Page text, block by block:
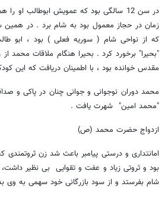
در سن 12 سالگی بود که عمویش ابوطالب او
زمان در حجاز معمول بود به شام برد . در
که از نواحی شام ( سوریه فعلی ) بود ، ابو
"بحیرا" برخورد کرد . بحیرا هنگام ملاقات محمد
مقدس خوانده بود ، با اطمینان دریافت که این
محمد دوران نوجوانی و جوانی چنان در پاکی و
"محمد امین" شهرت یافت .
ازدواج حضرت محمد (ص)
امانتداری و درستی پیامبر باعث شد زن ثروتمندی
بود و ثروتی زیاد و عفت و تقوایی بی نظیر
شام بفرستد و از سود بازرگانی خود سهمی به وی